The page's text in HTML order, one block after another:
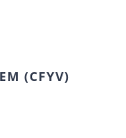
(CFYV)